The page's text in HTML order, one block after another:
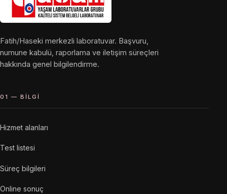
Fatih/Haseki merkezli laboratuvar. Başvuru,
numune kabulü, raporlama ve iletişim süreçleri
hakkında genel bilgilendirme.
01 — BILGI
Hizmet alanları
Test listesi
Süreç bilgileri
Online sonuç